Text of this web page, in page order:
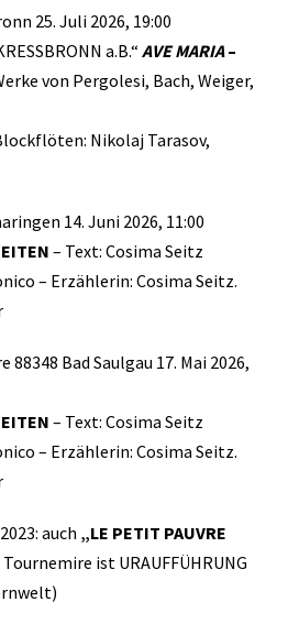
25. Juli 2026, 19:00
a.B.“AVE MARIA–
von Pergolesi, Bach, Weiger,
Nikolaj Tarasov,
14. Juni 2026, 11:00
– Text: Cosima Seitz
– Erzählerin: Cosima Seitz.
88348 Bad Saulgau 17. Mai 2026,
– Text: Cosima Seitz
– Erzählerin: Cosima Seitz.
auch „LE PETIT PAUVRE
ist URAUFFÜHRUNG